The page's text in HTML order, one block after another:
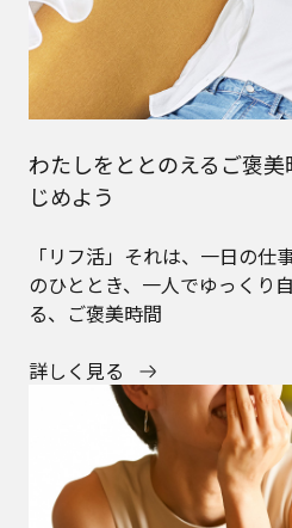
わたしをととのえるご褒
じめよう
「リフ活」それは、一日の仕
のひととき、一人でゆっくり
る、ご褒美時間
詳しく見る